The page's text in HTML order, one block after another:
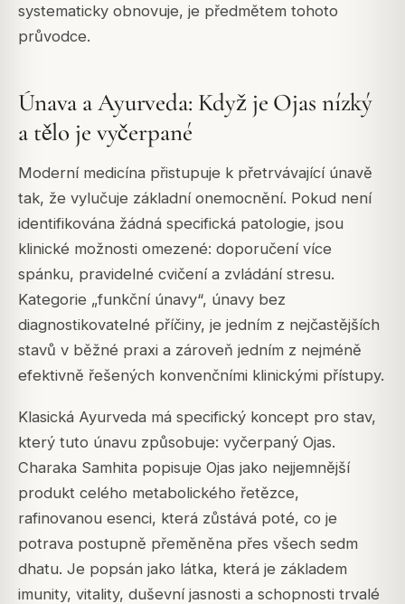
systematicky obnovuje, je předmětem tohoto
průvodce.
Únava a Ayurveda: Když je Ojas nízký
a tělo je vyčerpané
Moderní medicína přistupuje k přetrvávající únavě
tak, že vylučuje základní onemocnění. Pokud není
identifikována žádná specifická patologie, jsou
klinické možnosti omezené: doporučení více
spánku, pravidelné cvičení a zvládání stresu.
Kategorie „funkční únavy“, únavy bez
diagnostikovatelné příčiny, je jedním z nejčastějších
stavů v běžné praxi a zároveň jedním z nejméně
efektivně řešených konvenčními klinickými přístupy.
Klasická Ayurveda má specifický koncept pro stav,
který tuto únavu způsobuje: vyčerpaný Ojas.
Charaka Samhita popisuje Ojas jako nejjemnější
produkt celého metabolického řetězce,
rafinovanou esenci, která zůstává poté, co je
potrava postupně přeměněna přes všech sedm
dhatu. Je popsán jako látka, která je základem
imunity, vitality, duševní jasnosti a schopnosti trvalé